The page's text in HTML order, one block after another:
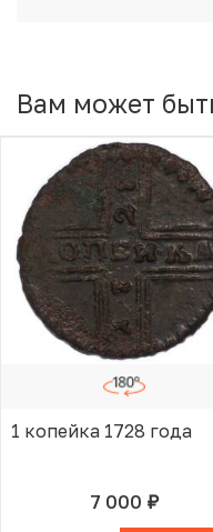
Вам может
1 копейка 1728 года
7 000 руб.
В КОРЗИНЕ